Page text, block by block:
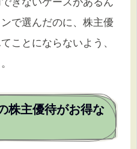
で選んだのに、株主優
ことにならないよう、
株主優待がお得な